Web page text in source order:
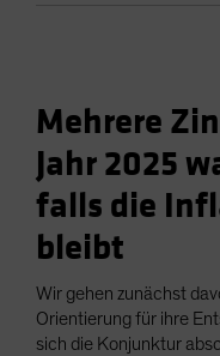
Mehrere
Jahr 2025
falls die
bleibt
Wir gehen zunächst
Orientierung für ihre
sich die Konjunktur